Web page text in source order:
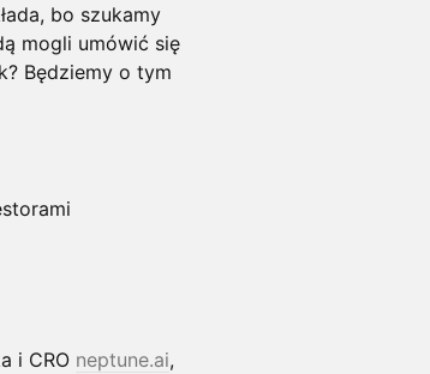
bo szukamy
mogli umówić się
Będziemy o tym
i CRO neptune.ai,